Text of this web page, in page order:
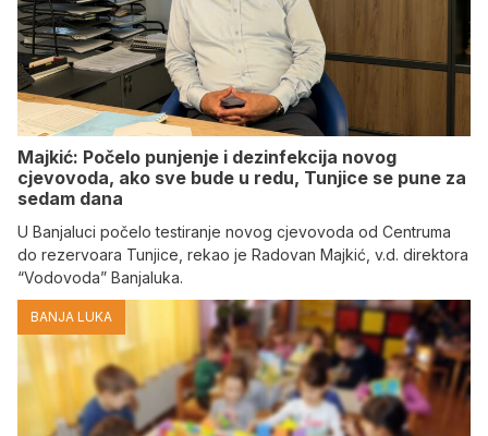
Majkić: Počelo punjenje i dezinfekcija novog
cjevovoda, ako sve bude u redu, Tunjice se pune za
sedam dana
U Banjaluci počelo testiranje novog cjevovoda od Centruma
do rezervoara Tunjice, rekao je Radovan Majkić, v.d. direktora
“Vodovoda” Banjaluka.
BANJA LUKA